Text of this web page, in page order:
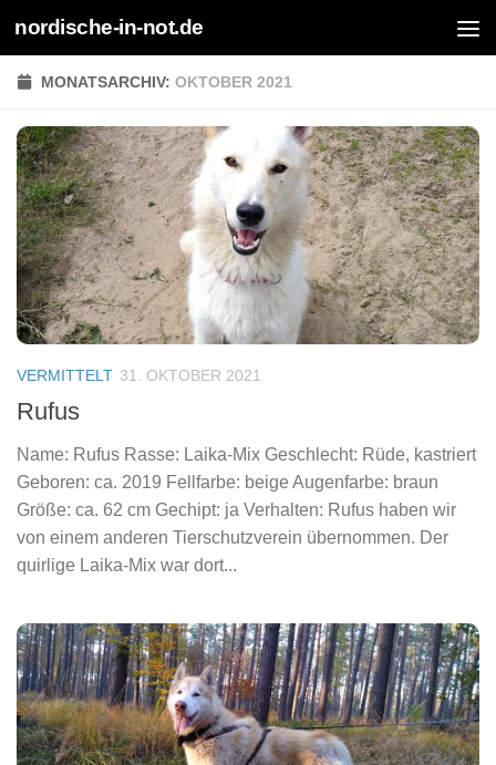
Zum Inhalt springen
nordische-in-not.de
MONATSARCHIV: OKTOBER 2021
VERMITTELT 31. OKTOBER 2021
Rufus
Name: Rufus Rasse: Laika-Mix Geschlecht: Rüde, kastriert
Geboren: ca. 2019 Fellfarbe: beige Augenfarbe: braun
Größe: ca. 62 cm Gechipt: ja Verhalten: Rufus haben wir
von einem anderen Tierschutzverein übernommen. Der
quirlige Laika-Mix war dort...